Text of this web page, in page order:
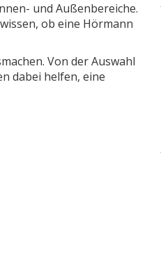
und Außenbereiche.
ob eine Hörmann
Von der Auswahl
dabei helfen, eine